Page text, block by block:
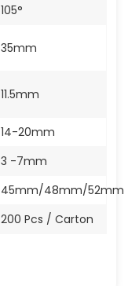
105°
35mm
11.5mm
14-20mm
3 -7mm
45mm/48mm/52mm
200 Pcs / Carton